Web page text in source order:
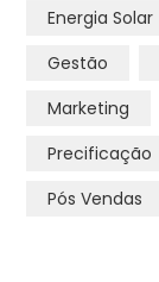
Energia Solar
Gestão
Marketing
Precificação
Pós Vendas